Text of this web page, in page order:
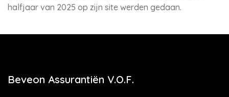
halfjaar van 2025 op zijn site werden gedaan.
Beveon Assurantiën V.O.F.